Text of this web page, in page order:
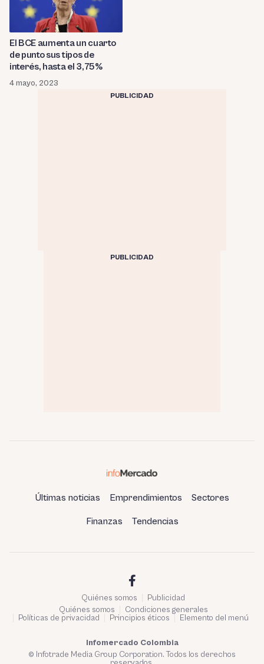
El BCE aumenta un cuarto
de punto sus tipos de
interés, hasta el 3,75%
4 mayo, 2023
PUBLICIDAD
PUBLICIDAD
Últimas noticias Emprendimientos Sectores
Finanzas Tendencias
Quiénes somos
Publicidad
Quiénes somos
Condiciones generales
Políticas de privacidad
Principios éticos Elemento del menú
Infomercado Colombia
© Infotrade Media Group Corporation. Todos los derechos